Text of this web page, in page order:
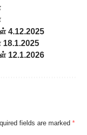
4.12.2025
18.1.2025
12.1.2026
fields are marked *